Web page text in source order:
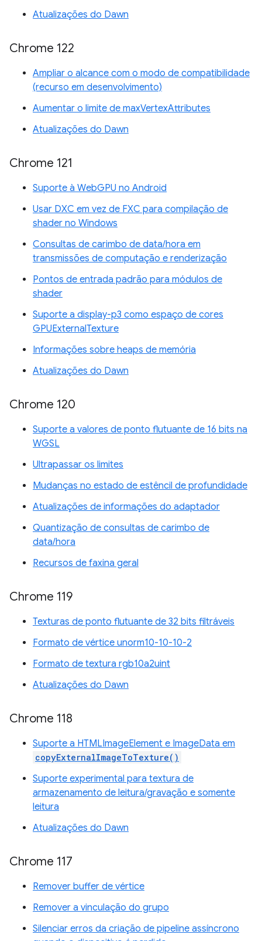
Atualizações do Dawn
Chrome 122
Ampliar o alcance com o modo de compatibilidade
(recurso em desenvolvimento)
Aumentar o limite de maxVertexAttributes
Atualizações do Dawn
Chrome 121
Suporte à WebGPU no Android
Usar DXC em vez de FXC para compilação de
shader no Windows
Consultas de carimbo de data/hora em
transmissões de computação e renderização
Pontos de entrada padrão para módulos de
shader
Suporte a display-p3 como espaço de cores
GPUExternalTexture
Informações sobre heaps de memória
Atualizações do Dawn
Chrome 120
Suporte a valores de ponto flutuante de 16 bits na
WGSL
Ultrapassar os limites
Mudanças no estado de estêncil de profundidade
Atualizações de informações do adaptador
Quantização de consultas de carimbo de
data/hora
Recursos de faxina geral
Chrome 119
Texturas de ponto flutuante de 32 bits filtráveis
Formato de vértice unorm10-10-10-2
Formato de textura rgb10a2uint
Atualizações do Dawn
Chrome 118
Suporte a HTMLImageElement e ImageData em
copyExternalImageToTexture()
Suporte experimental para textura de
armazenamento de leitura/gravação e somente
leitura
Atualizações do Dawn
Chrome 117
Remover buffer de vértice
Remover a vinculação do grupo
Silenciar erros da criação de pipeline assíncrono